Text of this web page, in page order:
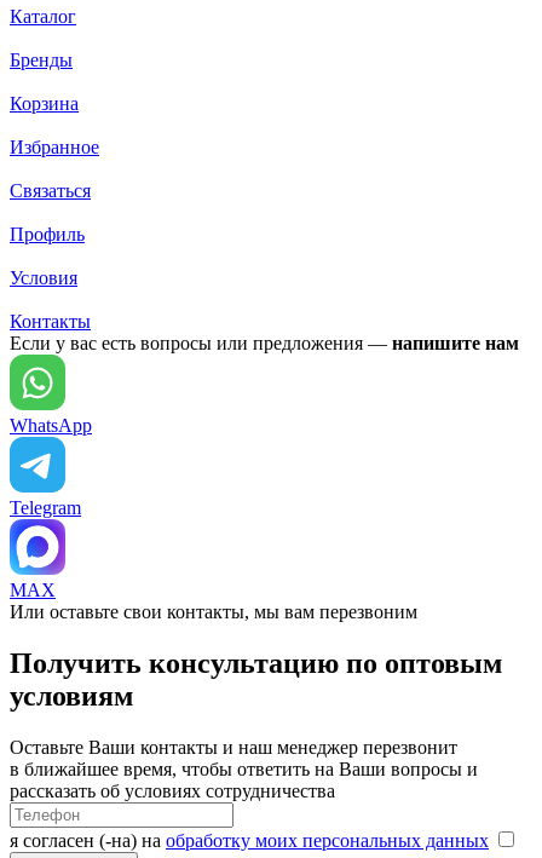
Каталог
Бренды
Корзина
Избранное
Связаться
Профиль
Условия
Контакты
Если у вас есть вопросы или предложения — напишите нам
WhatsApp
Telegram
MAX
Или оставьте свои контакты, мы вам перезвоним
Получить консультацию по оптовым
условиям
Оставьте Ваши контакты и наш менеджер перезвонит
в ближайшее время, чтобы ответить на Ваши вопросы и
рассказать об условиях сотрудничества
я согласен (-на) на обработку моих персональных данных